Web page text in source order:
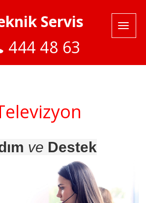
Servis
444 48 63
ve Destek